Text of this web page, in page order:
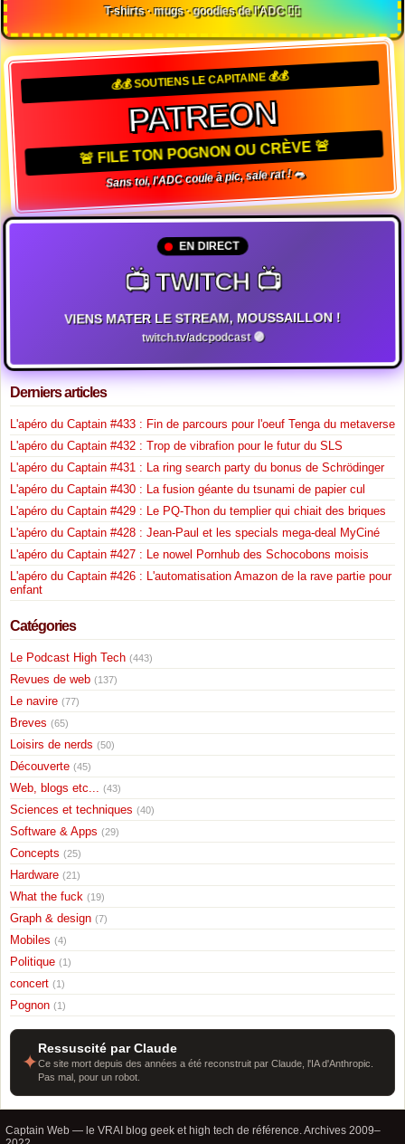
T-shirts · mugs · goodies de l'ADC 🏴‍☠️
💰💰 SOUTIENS LE CAPITAINE 💰💰
PATREON
🚨 FILE TON POGNON OU CRÈVE 🚨
Sans toi, l'ADC coule à pic, sale rat ! 🐀
EN DIRECT
📺 TWITCH 📺
VIENS MATER LE STREAM, MOUSSAILLON !
twitch.tv/adcpodcast 🟣
Derniers articles
L'apéro du Captain #433 : Fin de parcours pour l'oeuf Tenga du metaverse
L'apéro du Captain #432 : Trop de vibrafion pour le futur du SLS
L'apéro du Captain #431 : La ring search party du bonus de Schrödinger
L'apéro du Captain #430 : La fusion géante du tsunami de papier cul
L'apéro du Captain #429 : Le PQ-Thon du templier qui chiait des briques
L'apéro du Captain #428 : Jean-Paul et les specials mega-deal MyCiné
L'apéro du Captain #427 : Le nowel Pornhub des Schocobons moisis
L'apéro du Captain #426 : L'automatisation Amazon de la rave partie pour
enfant
Catégories
Le Podcast High Tech (443)
Revues de web (137)
Le navire (77)
Breves (65)
Loisirs de nerds (50)
Découverte (45)
Web, blogs etc... (43)
Sciences et techniques (40)
Software & Apps (29)
Concepts (25)
Hardware (21)
What the fuck (19)
Graph & design (7)
Mobiles (4)
Politique (1)
concert (1)
Pognon (1)
✦
Ressuscité par Claude
Ce site mort depuis des années a été reconstruit par Claude, l'IA d'Anthropic.
Pas mal, pour un robot.
Captain Web — le VRAI blog geek et high tech de référence. Archives 2009–